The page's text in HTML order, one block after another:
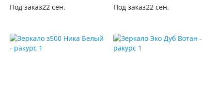
Под заказ22 сен.
Под заказ22 сен.